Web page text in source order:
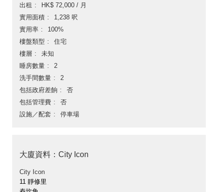
出租
HK$ 72,000 / 月
實用面積
1,238 呎
實用率
100%
樓盤類型
住宅
樓層
未知
睡房數量
2
洗手間數量
2
包括政府差餉
否
包括管理費
否
設施／配套
停車場
大廈資料：City Icon
City Icon
11 靜修里